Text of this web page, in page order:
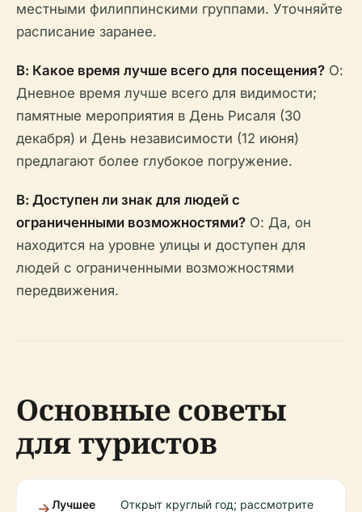
местными филиппинскими группами. Уточняйте
расписание заранее.
В: Какое время лучше всего для посещения? О:
Дневное время лучше всего для видимости;
памятные мероприятия в День Рисаля (30
декабря) и День независимости (12 июня)
предлагают более глубокое погружение.
В: Доступен ли знак для людей с
ограниченными возможностями? О: Да, он
находится на уровне улицы и доступен для
людей с ограниченными возможностями
передвижения.
Основные советы
для туристов
Лучшее
Открыт круглый год; рассмотрите